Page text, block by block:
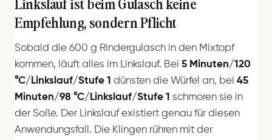
Empfehlung, sondern Pflicht
Sobald die 600 g Rindergulasch in den Mixtopf
kommen, läuft alles im Linkslauf. Bei 5 Minuten/120
°C/Linkslauf/Stufe 1 dünsten die Würfel an, bei 45
Minuten/98 °C/Linkslauf/Stufe 1 schmoren sie in
der Soße. Der Linkslauf existiert genau für diesen
Anwendungsfall. Die Klingen rühren mit der